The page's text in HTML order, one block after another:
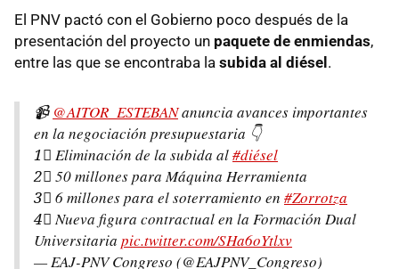
El PNV pactó con el Gobierno poco después de la
presentación del proyecto un paquete de enmiendas,
entre las que se encontraba la subida al diésel.
📹 @AITOR_ESTEBANanuncia avances importantes
en la negociación presupuestaria 👇
1⃣ Eliminación de la subida al#diésel
2⃣ 50 millones para Máquina Herramienta
3⃣ 6 millones para el soterramiento en #Zorrotza
4⃣ Nueva figura contractual en la Formación Dual
Universitaria pic.twitter.com/SHa6oYtlxv
— EAJ-PNV Congreso (@EAJPNV_Congreso)